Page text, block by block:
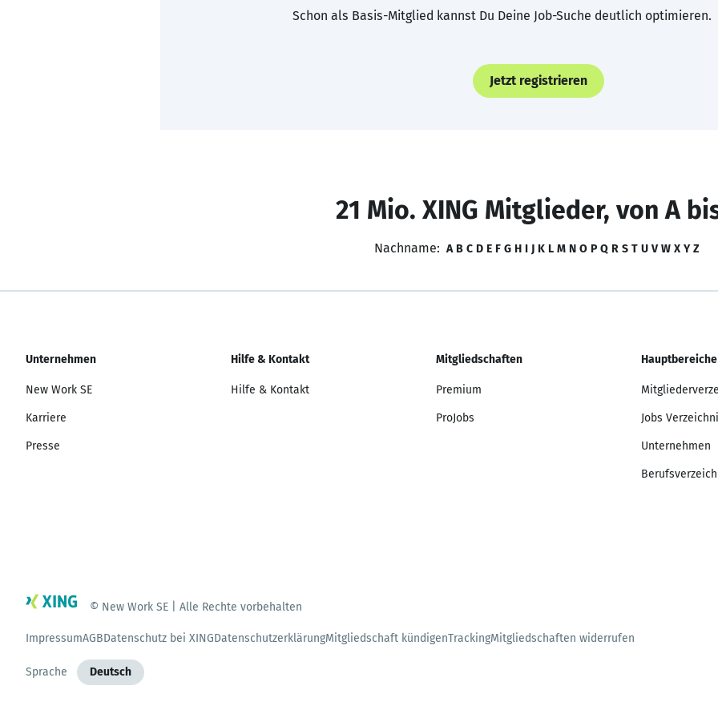
Schon als Basis-Mitglied kannst Du Deine Job-Suche deutlich optimieren.
Jetzt registrieren
21 Mio. XING Mitglieder, von A
Nachname: A B C D E F G H I J K L M N O P Q R S T U V W X Y Z
Unternehmen
New Work SE
Karriere
Presse
Hilfe & Kontakt
Hilfe & Kontakt
Mitgliedschaften
Premium
ProJobs
Hauptbereiche
Jobs
Unternehmen
© New Work SE | Alle Rechte vorbehalten
ImpressumAGBDatenschutz bei XINGDatenschutzerklärungMitgliedschaft kündigenTrackingMitgliedschaften widerrufen
Sprache Deutsch